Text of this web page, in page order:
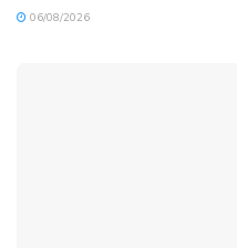
06/08/2026